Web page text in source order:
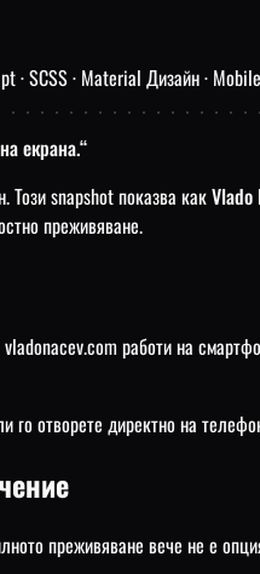
· SCSS · Material Дизайн ·
екрана.“
Този snapshot показва какVlado
преживяване.
работи на
го отворете директно на
преживяване вече не е